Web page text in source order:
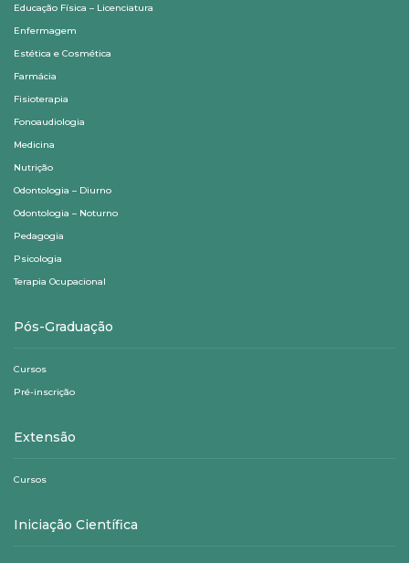
Educação Física – Licenciatura
Enfermagem
Estética e Cosmética
Farmácia
Fisioterapia
Fonoaudiologia
Medicina
Nutrição
Odontologia – Diurno
Odontologia – Noturno
Pedagogia
Psicologia
Terapia Ocupacional
Pós-Graduação
Cursos
Pré-inscrição
Extensão
Cursos
Iniciação Científica